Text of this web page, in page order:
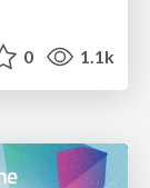
0 1.1k